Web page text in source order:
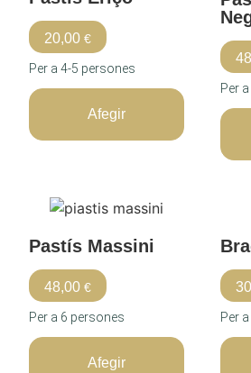
20,00€
Per a 4-5 persones
Afegir
Per
Pastís Massini
48,00€
Per a 6 persones
Afegir
Per